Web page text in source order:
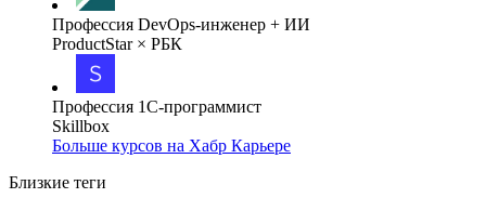
Профессия DevOps-инженер + ИИ
ProductStar × РБК
Профессия 1С-программист
Skillbox
Больше курсов на Хабр Карьере
Близкие теги